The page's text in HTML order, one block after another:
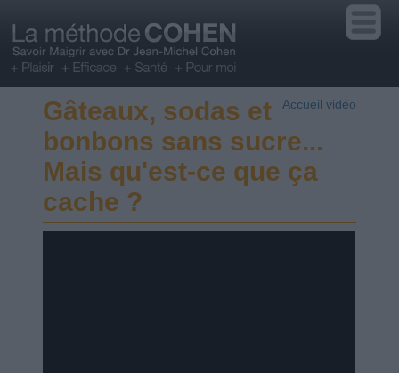
Accueil vidéo
Gâteaux, sodas et
bonbons sans sucre...
Mais qu'est-ce que ça
cache ?